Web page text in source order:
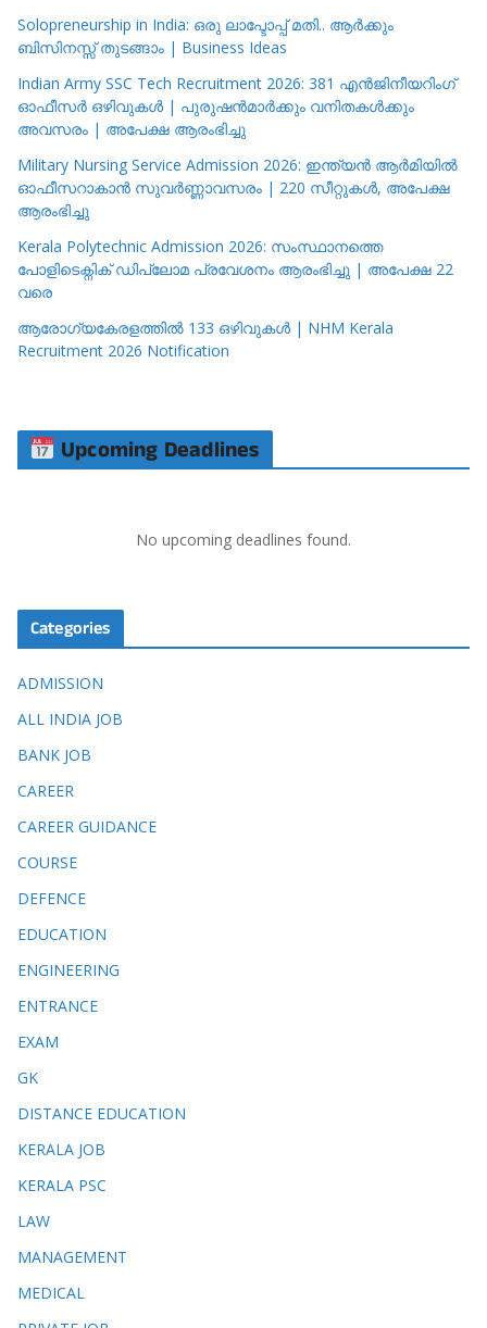
Solopreneurship in India: ഒരു ലാപ്ടോപ്പ് മതി.. ആർക്കും
ബിസിനസ്സ് തുടങ്ങാം | Business Ideas
Indian Army SSC Tech Recruitment 2026: 381 എൻജിനീയറിംഗ്
ഓഫീസർ ഒഴിവുകൾ | പുരുഷൻമാർക്കും വനിതകൾക്കും
അവസരം | അപേക്ഷ ആരംഭിച്ചു
Military Nursing Service Admission 2026: ഇന്ത്യൻ ആർമിയിൽ
ഓഫീസറാകാൻ സുവർണ്ണാവസരം | 220 സീറ്റുകൾ, അപേക്ഷ
ആരംഭിച്ചു
Kerala Polytechnic Admission 2026: സംസ്ഥാനത്തെ
പോളിടെക്നിക് ഡിപ്ലോമ പ്രവേശനം ആരംഭിച്ചു | അപേക്ഷ 22
വരെ
ആരോഗ്യകേരളത്തിൽ 133 ഒഴിവുകൾ | NHM Kerala
Recruitment 2026 Notification
Upcoming Deadlines
No upcoming deadlines found.
Categories
ADMISSION
ALL INDIA JOB
BANK JOB
CAREER
CAREER GUIDANCE
COURSE
DEFENCE
EDUCATION
ENGINEERING
ENTRANCE
EXAM
GK
DISTANCE EDUCATION
KERALA JOB
KERALA PSC
LAW
MANAGEMENT
MEDICAL